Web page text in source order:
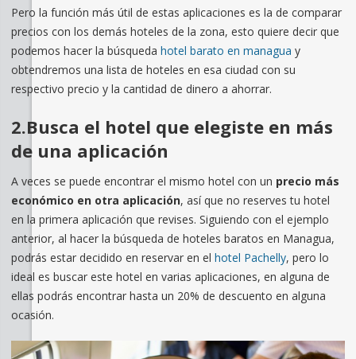
Pero la función más útil de estas aplicaciones es la de comparar
precios con los demás hoteles de la zona, esto quiere decir que
podemos hacer la búsqueda hotel barato en managua y
obtendremos una lista de hoteles en esa ciudad con su
respectivo precio y la cantidad de dinero a ahorrar.
2.Busca el hotel que elegiste en más
de una aplicación
A veces se puede encontrar el mismo hotel con un precio más
económico en otra aplicación, así que no reserves tu hotel
en la primera aplicación que revises. Siguiendo con el ejemplo
anterior, al hacer la búsqueda de hoteles baratos en Managua,
podrás estar decidido en reservar en el hotel Pachelly, pero lo
ideal es buscar este hotel en varias aplicaciones, en alguna de
ellas podrás encontrar hasta un 20% de descuento en alguna
ocasión.